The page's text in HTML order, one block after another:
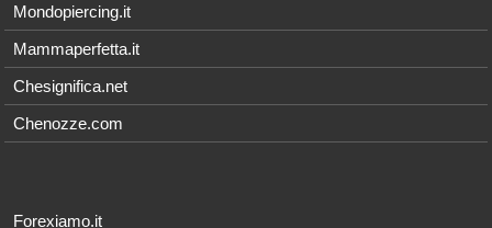
Mondopiercing.it
Mammaperfetta.it
Chesignifica.net
Chenozze.com
Forexiamo.it